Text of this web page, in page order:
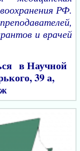
РФ.
и врачей
в Научной
39 а,